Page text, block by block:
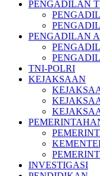
PENGADILAN
PENGADILAN
TNI-POLRI
KEJAKSAAN
INVESTIGASI